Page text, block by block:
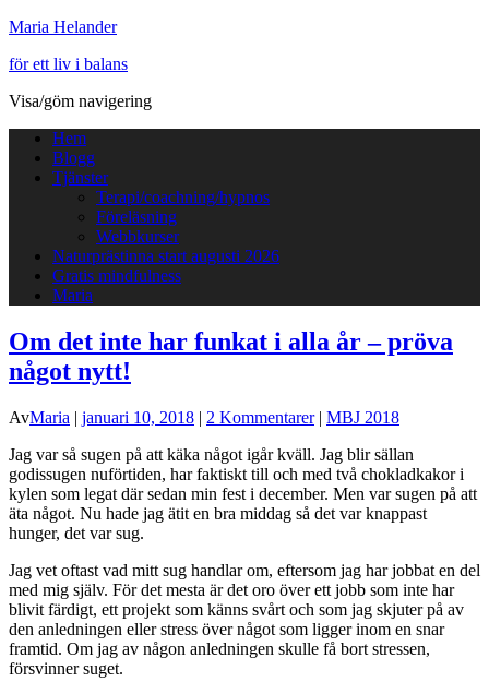
Maria Helander
för ett liv i balans
Visa/göm navigering
Hem
Blogg
Tjänster
Terapi/coachning/hypnos
Föreläsning
Webbkurser
Naturprästinna start augusti 2026
Gratis mindfulness
Maria
Om det inte har funkat i alla år – pröva
något nytt!
AvMaria | januari 10, 2018 | 2 Kommentarer| MBJ 2018
Jag var så sugen på att käka något igår kväll. Jag blir sällan
godissugen nuförtiden, har faktiskt till och med två chokladkakor i
kylen som legat där sedan min fest i december. Men var sugen på att
äta något. Nu hade jag ätit en bra middag så det var knappast
hunger, det var sug.
Jag vet oftast vad mitt sug handlar om, eftersom jag har jobbat en del
med mig själv. För det mesta är det oro över ett jobb som inte har
blivit färdigt, ett projekt som känns svårt och som jag skjuter på av
den anledningen eller stress över något som ligger inom en snar
framtid. Om jag av någon anledningen skulle få bort stressen,
försvinner suget.